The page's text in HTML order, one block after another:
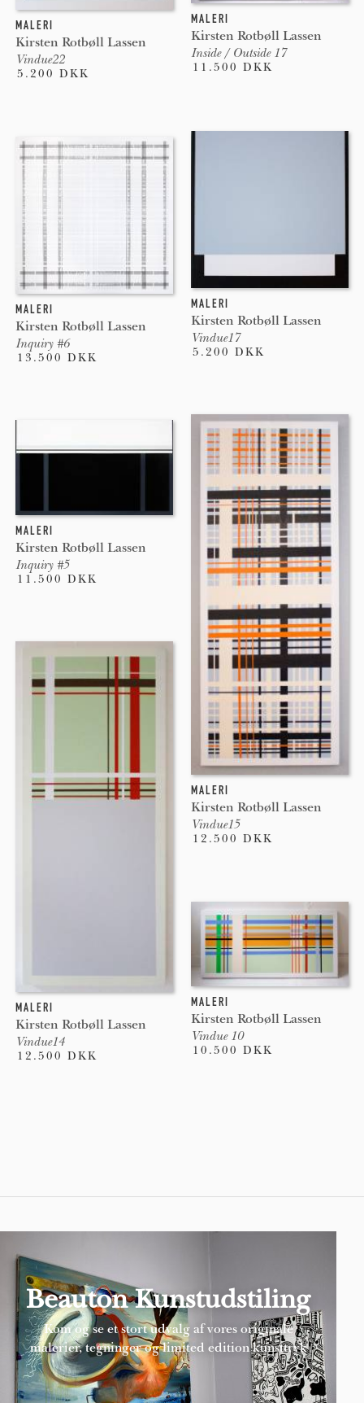
MALERI
Kirsten Rotbøll Lassen
Vindue22
5.200 DKK
MALERI
Kirsten Rotbøll Lassen
Inside / Outside 17
11.500 DKK
MALERI
Kirsten Rotbøll Lassen
Vindue17
5.200 DKK
MALERI
Kirsten Rotbøll Lassen
Inquiry #6
13.500 DKK
MALERI
Kirsten Rotbøll Lassen
Vindue15
12.500 DKK
MALERI
Kirsten Rotbøll Lassen
Inquiry #5
11.500 DKK
MALERI
Kirsten Rotbøll Lassen
Vindue14
12.500 DKK
MALERI
Kirsten Rotbøll Lassen
Vindue 10
10.500 DKK
Beauton Kunstudstiling
Kom og se et stort udvalg af vores originale
malerier, tegninger og limited edition kunsttryk